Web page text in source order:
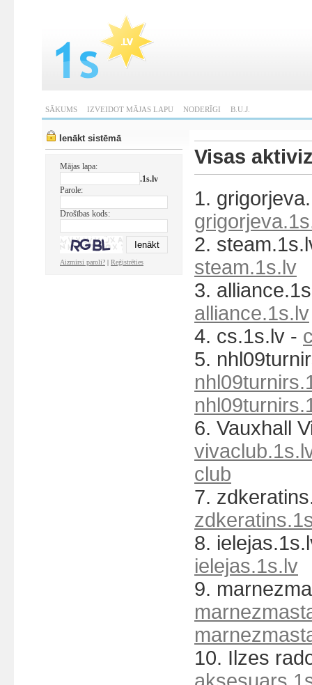
SĀKUMS IZVEIDOT MĀJAS LAPU NODERĪGI B.U.J.
Ienākt sistēmā
Mājas lapa:
.1s.lv
Parole:
Drošības kods:
Aizmirsi paroli? | Reģistrēties
Visas
1.
2.
steam.1s.lv
3.
alliance.1s.lv
4. cs.1s.lv -
5.
6. Vauxhall
club
7.
8.
ielejas.1s.lv
9.
10. Ilzes